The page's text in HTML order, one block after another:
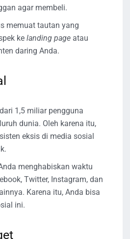
agar membeli.
memuat tautan yang
ke landing page atau
daring Anda.
1,5 miliar pengguna
dunia. Oleh karena itu,
eksis di media sosial
menghabiskan waktu
Twitter, Instagram, dan
Karena itu, Anda bisa
ini.